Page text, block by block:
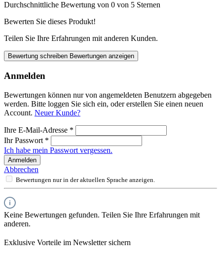
Durchschnittliche Bewertung von 0 von 5 Sternen
Bewerten Sie dieses Produkt!
Teilen Sie Ihre Erfahrungen mit anderen Kunden.
Bewertung schreiben Bewertungen anzeigen
Anmelden
Bewertungen können nur von angemeldeten Benutzern abgegeben
werden. Bitte loggen Sie sich ein, oder erstellen Sie einen neuen
Account. Neuer Kunde?
Ihre E-Mail-Adresse *
Ihr Passwort *
Ich habe mein Passwort vergessen.
Anmelden
Abbrechen
Bewertungen nur in der aktuellen Sprache anzeigen.
Keine Bewertungen gefunden. Teilen Sie Ihre Erfahrungen mit
anderen.
Exklusive Vorteile im Newsletter sichern